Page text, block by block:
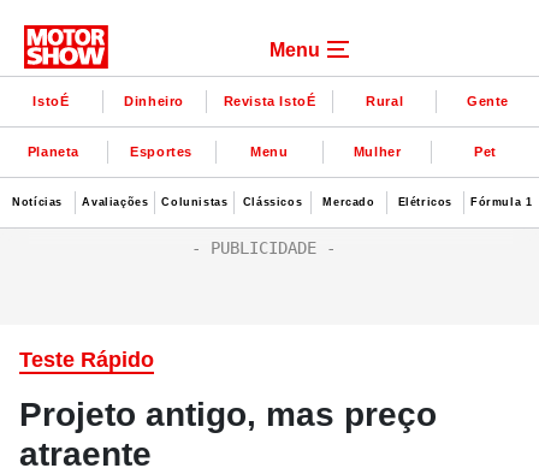
Menu
IstoÉ Dinheiro Revista IstoÉ Rural Gente
Planeta Esportes Menu Mulher Pet
Notícias Avaliações Colunistas Clássicos Mercado Elétricos Fórmula 1
Teste Rápido
Projeto antigo, mas preço
atraente